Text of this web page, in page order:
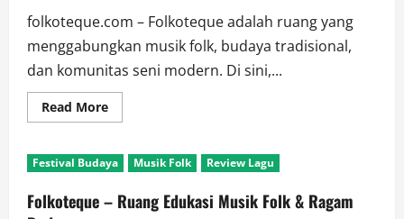
folkoteque.com – Folkoteque adalah ruang yang
menggabungkan musik folk, budaya tradisional,
dan komunitas seni modern. Di sini,...
Read MoreRead
more
Ruang
Musik
Budaya
Tradisional,
Festival Budaya Musik Folk Review Lagu
Folkoteque – Ruang Edukasi Musik Folk & Ragam